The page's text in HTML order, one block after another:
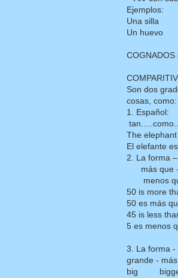
Ejemplos:
Una
Un
Son dos
cosas, como:
1.
The
El elefante
2. La forma –
más que -
menos
50 is more
50 es más
45 is less
5 es menos
3. La forma -
grande -
big